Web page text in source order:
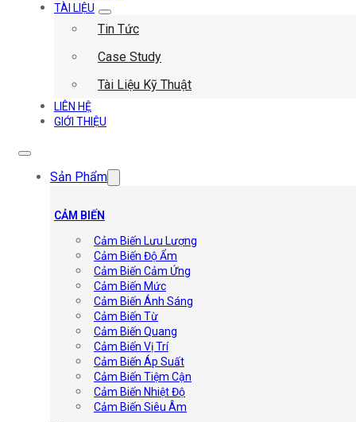
TÀI LIỆU
Tin Tức
Case Study
Tài Liệu Kỹ Thuật
LIÊN HỆ
GIỚI THIỆU
Sản Phẩm
CẢM BIẾN
Cảm Biến Lưu Lượng
Cảm Biến Độ Ẩm
Cảm Biến Cảm Ứng
Cảm Biến Mức
Cảm Biến Ánh Sáng
Cảm Biến Từ
Cảm Biến Quang
Cảm Biến Vị Trí
Cảm Biến Áp Suất
Cảm Biến Tiệm Cận
Cảm Biến Nhiệt Độ
Cảm Biến Siêu Âm